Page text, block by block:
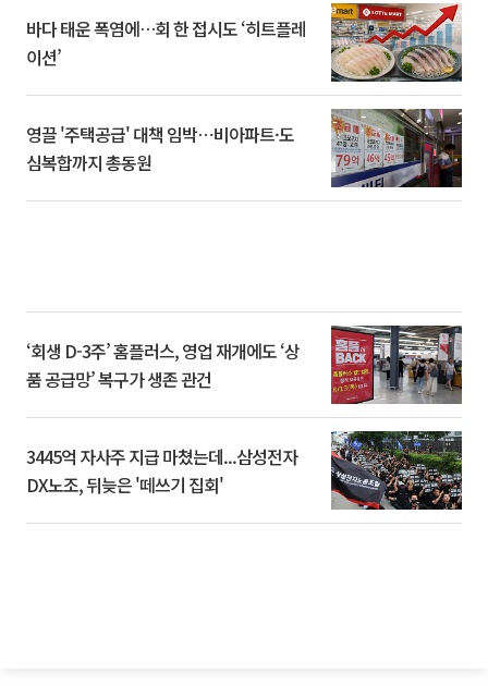
바다 태운 폭염에…회 한 접시도 ‘히트플레
이션’
영끌 '주택공급' 대책 임박⋯비아파트·도
심복합까지 총동원
‘회생 D-3주’ 홈플러스, 영업 재개에도 ‘상
품 공급망’ 복구가 생존 관건
3445억 자사주 지급 마쳤는데...삼성전자
DX노조, 뒤늦은 '떼쓰기 집회'